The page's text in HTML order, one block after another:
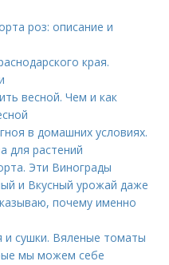
роз: описание и
края.
весной. Чем и как
в домашних условиях.
для растений
Эти Винограды
и Вкусный урожай даже
почему именно
и сушки. Вяленые томаты
мы можем себе